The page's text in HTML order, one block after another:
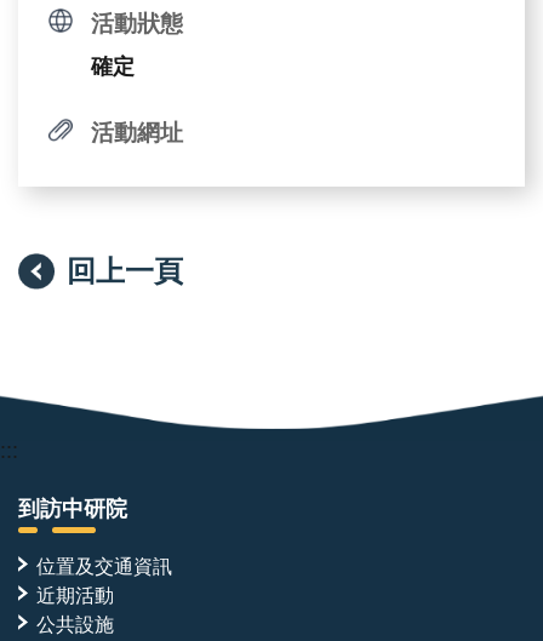
活動狀態
確定
活動網址
回上一頁
:::
到訪中研院
位置及交通資訊
近期活動
公共設施